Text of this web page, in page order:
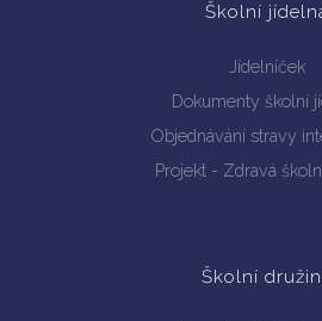
Školní
Jídelníček
Dokumenty školní
Objednávání stravy
Projekt - Zdravá
Školní